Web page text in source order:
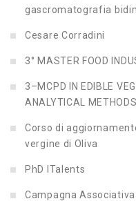
gascromatografia
Cesare Corradini
3° MASTER FOOD
3–MCPD IN EDIBLE
ANALYTICAL METHODS
Corso di
vergine di Oliva
PhD ITalents
Campagna